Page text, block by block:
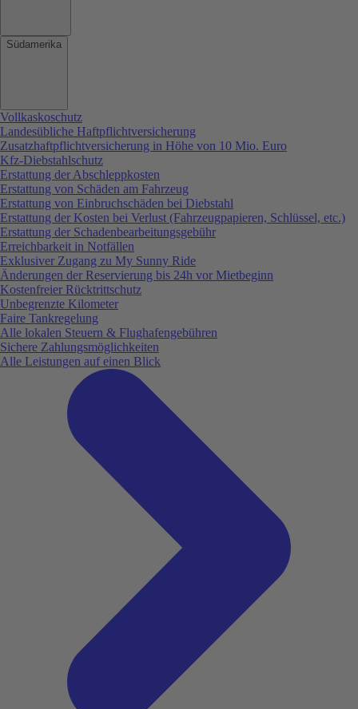
Südamerika
Vollkaskoschutz
Landesübliche Haftpflichtversicherung
Zusatzhaftpflichtversicherung in Höhe von 10 Mio. Euro
Kfz-Diebstahlschutz
Erstattung der Abschleppkosten
Erstattung von Schäden am Fahrzeug
Erstattung von Einbruchschäden bei Diebstahl
Erstattung der Kosten bei Verlust (Fahrzeugpapieren, Schlüssel, etc.)
Erstattung der Schadenbearbeitungsgebühr
Erreichbarkeit in Notfällen
Exklusiver Zugang zu My Sunny Ride
Änderungen der Reservierung bis 24h vor Mietbeginn
Kostenfreier Rücktrittschutz
Unbegrenzte Kilometer
Faire Tankregelung
Alle lokalen Steuern & Flughafengebühren
Sichere Zahlungsmöglichkeiten
Alle Leistungen auf einen Blick